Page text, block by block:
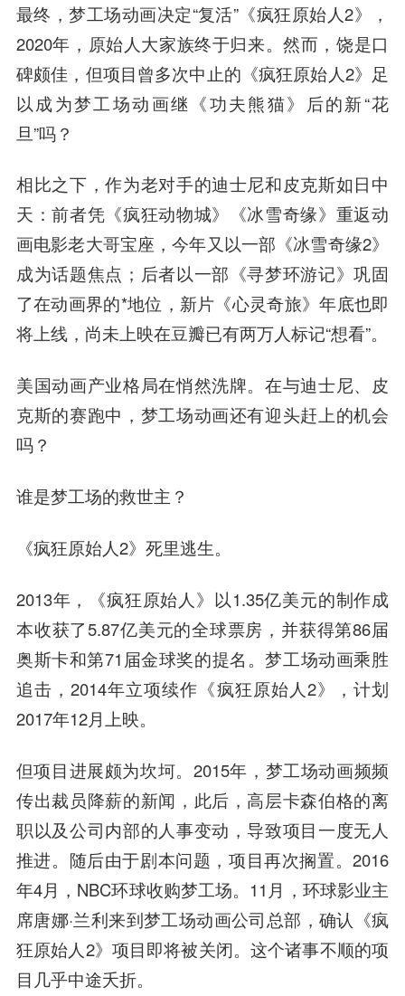
最终，梦工场动画决定“复活”《疯狂原始人2》，
2020年，原始人大家族终于归来。然而，饶是口
碑颇佳，但项目曾多次中止的《疯狂原始人2》足
以成为梦工场动画继《功夫熊猫》后的新“花
旦”吗？
相比之下，作为老对手的迪士尼和皮克斯如日中
天：前者凭《疯狂动物城》《冰雪奇缘》重返动
画电影老大哥宝座，今年又以一部《冰雪奇缘2》
成为话题焦点；后者以一部《寻梦环游记》巩固
了在动画界的*地位，新片《心灵奇旅》年底也即
将上线，尚未上映在豆瓣已有两万人标记“想看”。
美国动画产业格局在悄然洗牌。在与迪士尼、皮
克斯的赛跑中，梦工场动画还有迎头赶上的机会
吗？
谁是梦工场的救世主？
《疯狂原始人2》死里逃生。
2013年，《疯狂原始人》以1.35亿美元的制作成
本收获了5.87亿美元的全球票房，并获得第86届
奥斯卡和第71届金球奖的提名。梦工场动画乘胜
追击，2014年立项续作《疯狂原始人2》，计划
2017年12月上映。
但项目进展颇为坎坷。2015年，梦工场动画频频
传出裁员降薪的新闻，此后，高层卡森伯格的离
职以及公司内部的人事变动，导致项目一度无人
推进。随后由于剧本问题，项目再次搁置。2016
年4月，NBC环球收购梦工场。11月，环球影业主
席唐娜·兰利来到梦工场动画公司总部，确认《疯
狂原始人2》项目即将被关闭。这个诸事不顺的项
目几乎中途夭折。